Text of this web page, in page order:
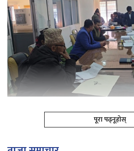
पूरा पढ्नूहोस्